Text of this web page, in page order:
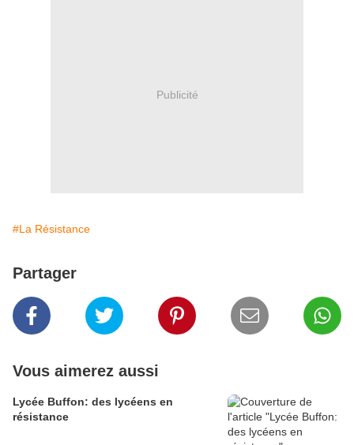
Publicité
#La Résistance
Partager
Vous aimerez aussi
Lycée Buffon: des lycéens en
résistance